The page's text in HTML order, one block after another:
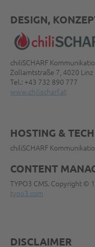
DESIGN,
chiliSCHARF
Zollamtstraße 7, 4020 Linz
Tel.: +43 732 890 777
www.chilischarf.at
HOSTING &
chiliSCHARF
CONTENT
TYPO3 CMS. Copyright ©
typo3.com
DISCLAIMER